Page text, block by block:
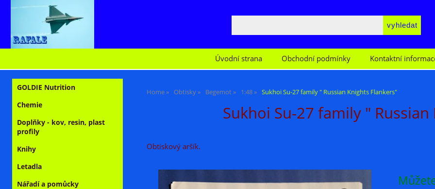
Úvodní strana Obchodní podmínky Kontaktní
Home Obtisky Begemot 1:48 Sukhoi Su-27 family " Russian Knights Flankers"
Sukhoi Su-27 family "
Obtiskový aršík.
GOLDIE Nutrition
Chemie
Doplňky - kov, resin, plast
profily
Knihy
Letadla
Nářadí a pomůcky